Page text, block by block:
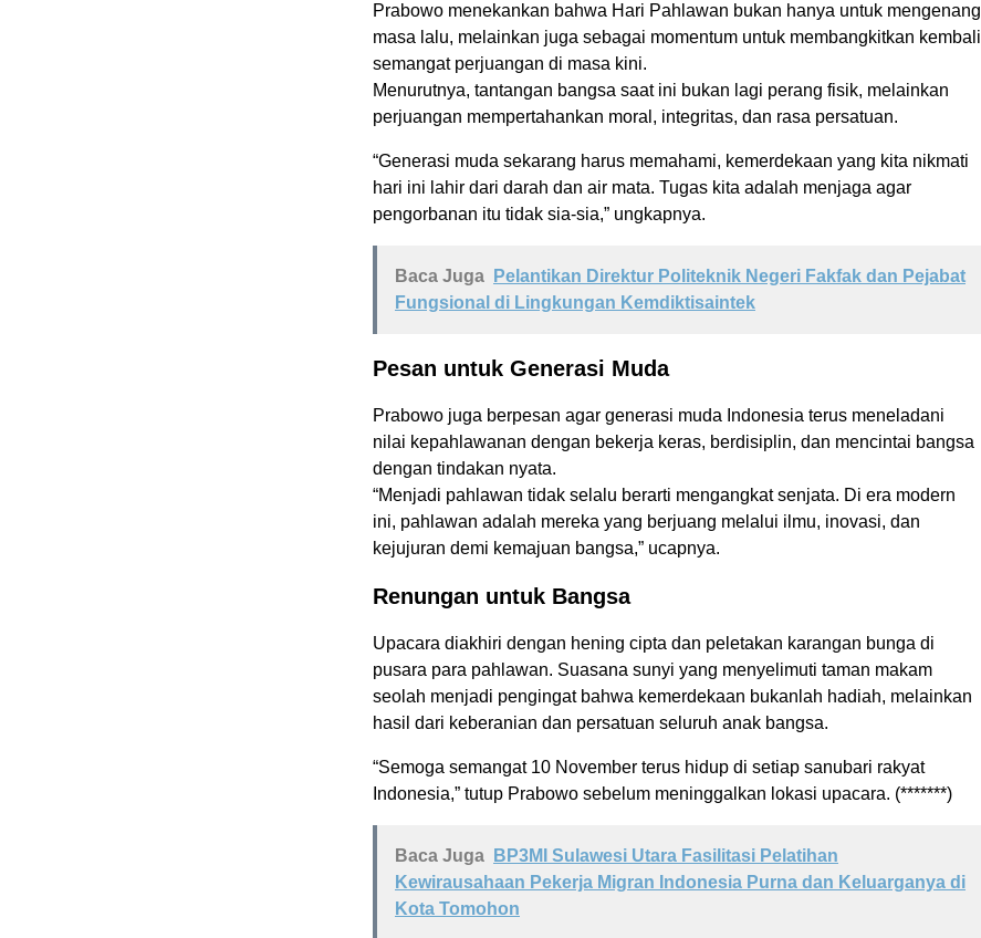
Prabowo menekankan bahwa Hari Pahlawan bukan hanya untuk mengenang
masa lalu, melainkan juga sebagai momentum untuk membangkitkan kembali
semangat perjuangan di masa kini.
Menurutnya, tantangan bangsa saat ini bukan lagi perang fisik, melainkan
perjuangan mempertahankan moral, integritas, dan rasa persatuan.
“Generasi muda sekarang harus memahami, kemerdekaan yang kita nikmati
hari ini lahir dari darah dan air mata. Tugas kita adalah menjaga agar
pengorbanan itu tidak sia-sia,” ungkapnya.
Baca Juga
Pelantikan Direktur Politeknik Negeri Fakfak dan Pejabat
Fungsional di Lingkungan Kemdiktisaintek
Pesan untuk Generasi Muda
Prabowo juga berpesan agar generasi muda Indonesia terus meneladani
nilai kepahlawanan dengan bekerja keras, berdisiplin, dan mencintai bangsa
dengan tindakan nyata.
“Menjadi pahlawan tidak selalu berarti mengangkat senjata. Di era modern
ini, pahlawan adalah mereka yang berjuang melalui ilmu, inovasi, dan
kejujuran demi kemajuan bangsa,” ucapnya.
Renungan untuk Bangsa
Upacara diakhiri dengan hening cipta dan peletakan karangan bunga di
pusara para pahlawan. Suasana sunyi yang menyelimuti taman makam
seolah menjadi pengingat bahwa kemerdekaan bukanlah hadiah, melainkan
hasil dari keberanian dan persatuan seluruh anak bangsa.
“Semoga semangat 10 November terus hidup di setiap sanubari rakyat
Indonesia,” tutup Prabowo sebelum meninggalkan lokasi upacara. (*******)
Baca Juga
BP3MI Sulawesi Utara Fasilitasi Pelatihan
Kewirausahaan Pekerja Migran Indonesia Purna dan Keluarganya di
Kota Tomohon